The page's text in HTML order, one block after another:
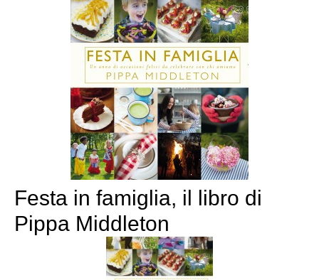
Festa in famiglia, il libro di
Pippa Middleton